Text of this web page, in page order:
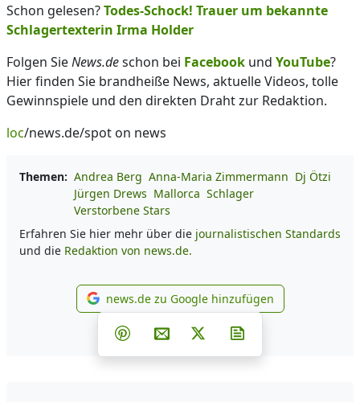
Schon gelesen?Todes-Schock! Trauer um bekannte
Schlagertexterin Irma Holder
Folgen SieNews.deschon bei Facebook und YouTube?
Hier finden Sie brandheiße News, aktuelle Videos, tolle
Gewinnspiele und den direkten Draht zur Redaktion.
loc/news.de/spot on news
Themen: Andrea Berg Anna-Maria Zimmermann Dj Ötzi
Jürgen Drews Mallorca Schlager
Verstorbene Stars
Erfahren Sie hier mehr über die journalistischen Standards
und die Redaktion von news.de.
news.de zu Google
news.de zu Google hinzufügen
Teilen auf Facebook
Teilen auf Whatsapp
Teilen auf Telegram
Teilen auf Pinterest
Per E-Mail teilen
Post auf X